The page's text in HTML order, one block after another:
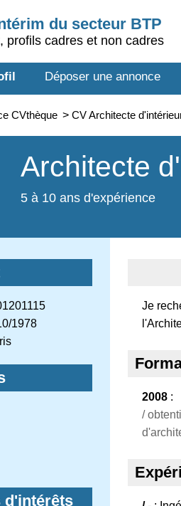
du secteur BTP
profils cadres et non cadres
Déposer une annonce
CVthèque > CV Architecte
Architecte
5 à 10 ans d'expérience
1978
d'intérêts
Je
2008 :
/